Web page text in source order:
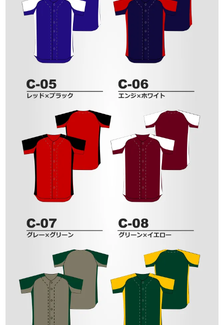
野球ユニフォームウェアブランドSORKで
は、ショールームを設けております。
ユニフォーム制作にあたり商談・打合せはも
ちろんの事、サンプルの確認も 可能ですの
東京（上野） 名古屋（栄）
大阪（心斎橋） 福岡（天神）
MAIL
■休業日：水・日・祝
■営業時間：10：00～18：00
TEL
■休業日：水・日・祝
■営業時間：10：00～18：00
050-3095-5681
メッシュ / ヘビーウェイト
ブライトメッシュ
スクエアメッシュ
マイクロメッシュ
ツイル
ピケストライプ
起毛
中綿
表地
裏地
薄手生地
厚手オックスフォード生地
ハトメ加工
マイクロファイバー
メッシュヘビーウェイト(スムースサイド)
エアライズ
TEST
close
注文情報
過去の購入履歴からの追加注文や、現在注文
中の商品の変更や確認ができます。
無料見積もりの再見積もりや、注文への申し
込みも可能です。
基本情報
お客様のご登録頂いた基本情報の確認・変更
が可能です。
・メールアドレス
・携帯メールアドレス
・ユーザID
・取引条件
連絡先情報
お客様のご登録頂いた連絡先情報の確認・変
・住所
・携帯電話番号
・会社名・団体名
・部署名
パスワード
過去の購入履歴からの追加注文や、現在注文
中の商品の変更や確認ができます。
無料見積もりの再見積もりや、注文への申し
込みも可能です。
送り先リスト
こちらの画面から、よく使う送付先情報を送
付先リストに登録することができます。
送付先リストは最大10件まで登録が可能で
こちらの画面から、ログアウトが可能です。
こちらの画面から、退会手続きが可能です。